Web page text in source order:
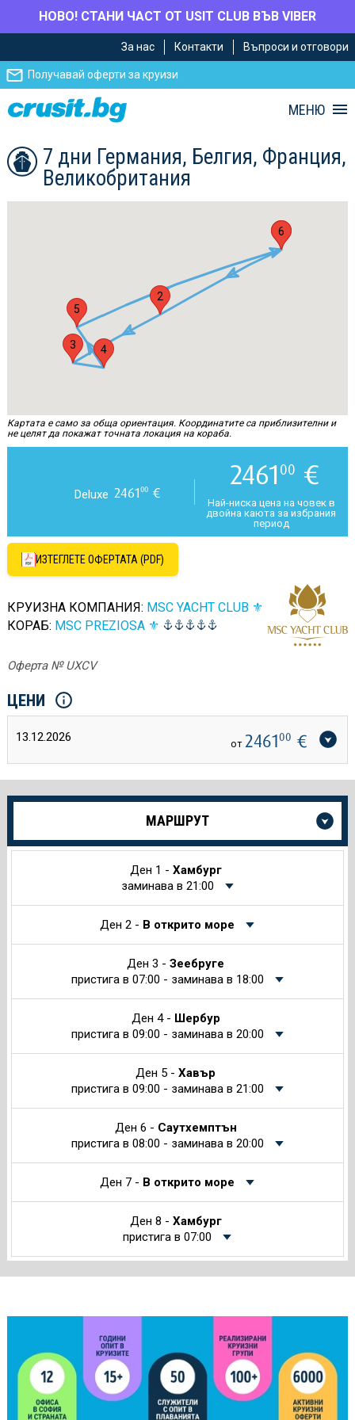
НОВО! СТАНИ ЧАСТ ОТ USIT CLUB ВЪВ VIBER
главното
съдържание
Навигацията
За нас Контакти Въпроси и отговори
Получавай оферти за круизи
МЕНЮ
7 дни Германия, Белгия, Франция,
Великобритания
1
2
3 4
5
6
Картата е само за обща ориентация. Координатите са приблизителни и
не целят да покажат точната локация на кораба.
Deluxe 246100€
2461 00 €
Най-ниска цена на човек в
двойна каюта за избрания
период
ИЗТЕГЛЕТЕ ОФЕРТАТА (PDF)
КРУИЗНА КОМПАНИЯ: MSC YACHT CLUB ⚜
КОРАБ: MSC PREZIOSA ⚜
Оферта № UXCV
ЦЕНИ
13.12.2026 от 246100 €
Още
за
МАРШРУТ
Ден 1 - Хамбург
заминава в 21:00
Ден 2 - В открито море
Ден 3 -Зеебруге
пристига в 07:00 - заминава в 18:00
Ден 4 - Шербур
пристига в 09:00 - заминава в 20:00
Ден 5 -Хавър
пристига в 09:00 - заминава в 21:00
Ден 6 - Саутхемптън
пристига в 08:00 - заминава в 20:00
Ден 7 - В открито море
Ден 8 - Хамбург
пристига в 07:00